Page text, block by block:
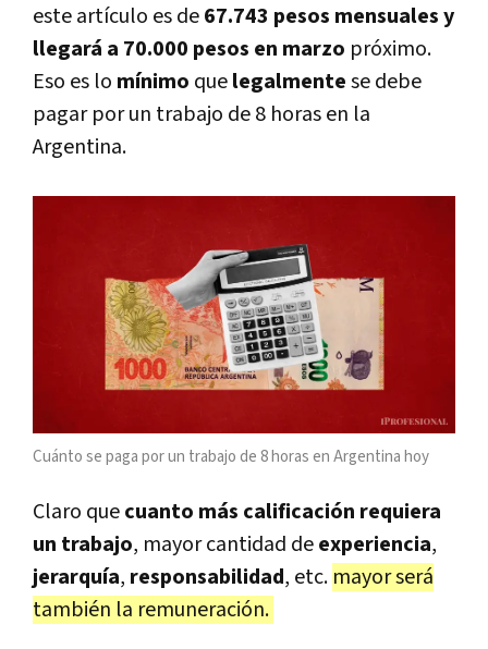
este artículo es de67.743 pesos mensuales y
llegará a 70.000 pesos en marzo próximo.
Eso es lo mínimo quelegalmentese debe
pagar por un trabajo de 8 horas en la
Argentina.
Cuánto se paga por un trabajo de 8 horas en Argentina hoy
Claro quecuanto más calificación requiera
un trabajo, mayor cantidad deexperiencia,
jerarquía, responsabilidad, etc. mayor será
también la remuneración.